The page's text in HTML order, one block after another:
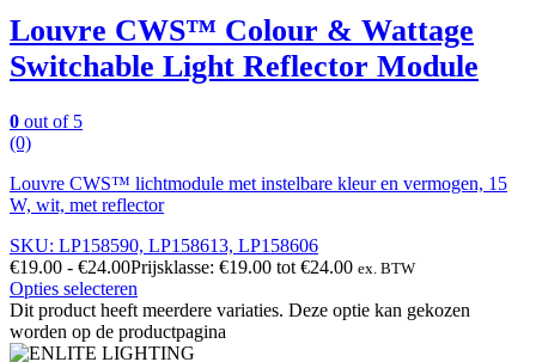
Louvre CWS™ Colour & Wattage
Switchable Light Reflector Module
0 out of 5
(0)
Louvre CWS™ lichtmodule met instelbare kleur en vermogen, 15
W, wit, met reflector
SKU: LP158590, LP158613, LP158606
€19.00 - €24.00Prijsklasse: €19.00 tot €24.00 ex. BTW
Opties selecteren
Dit product heeft meerdere variaties. Deze optie kan gekozen
worden op de productpagina